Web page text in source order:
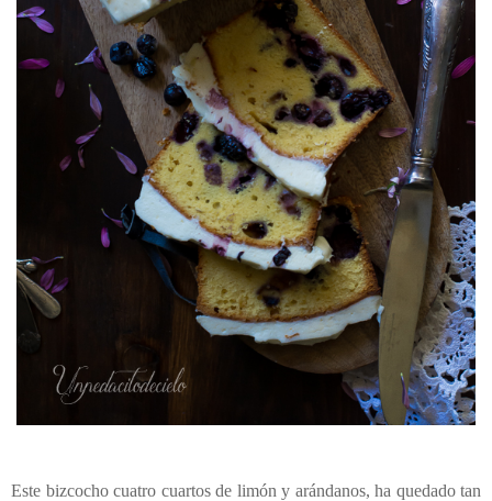
Este bizcocho cuatro cuartos de limón y arándanos, ha quedado tan